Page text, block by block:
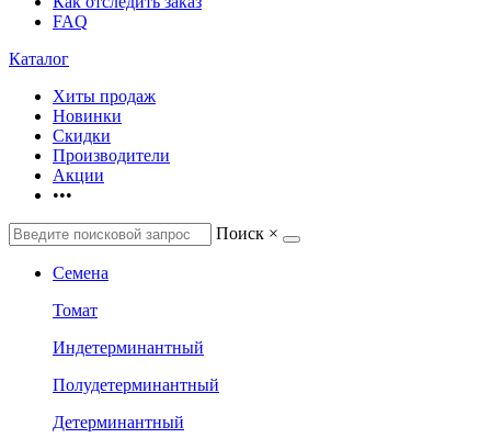
FAQ
Каталог
Хиты продаж
Новинки
Скидки
Производители
Акции
•••
Поиск ×
Семена
Томат
Индетерминантный
Полудетерминантный
Детерминантный